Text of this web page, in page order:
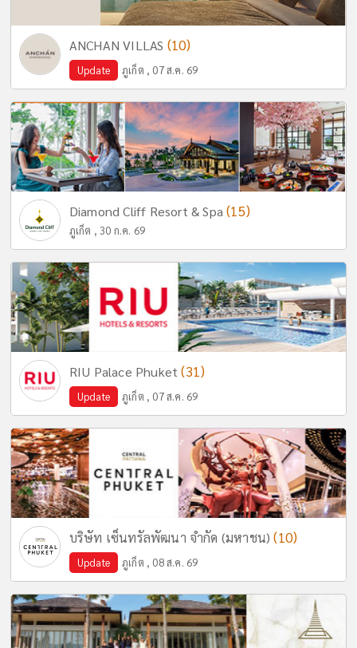
ANCHAN VILLAS (10)
Update ภูเก็ต , 07 ส.ค. 69
Diamond Cliff Resort & Spa(15)
ภูเก็ต , 30 ก.ค. 69
RIU Palace Phuket(31)
Update ภูเก็ต , 07 ส.ค. 69
บริษัท เซ็นทรัลพัฒนา จำกัด (มหาชน)(10)
Update ภูเก็ต , 08 ส.ค. 69